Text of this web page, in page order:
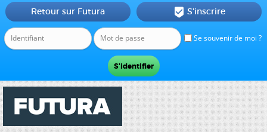
Se souvenir de moi ?
Retour sur Futura  S'inscrire